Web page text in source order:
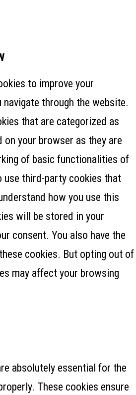
to improve your
navigate through the website.
that are categorized as
on your browser as they are
of basic functionalities of
use third-party cookies that
how you use this
will be stored in your
consent. You also have the
cookies. But opting out of
may affect your browsing
absolutely essential for the
These cookies ensure